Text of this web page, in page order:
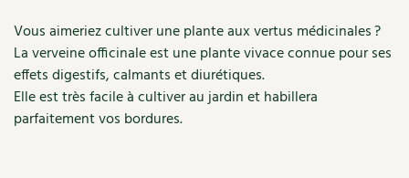
Cuisine saine
Manger bio
Cures, régimes
Le magazineLes 4 saisons
Stages
Cartes cadeau
Séjourner en Trièves
Nous contacter
Outils et ustensiles du jardin
Biodiversité
Forums
Jardin bio
Marthe
Vous aimeriez cultiver une plante aux vertus médicinales ?
La verveine officinale est une plante vivace connue pour ses
effets digestifs, calmants et diurétiques.
Elle est très facile à cultiver au jardin et habillera
parfaitement vos bordures.